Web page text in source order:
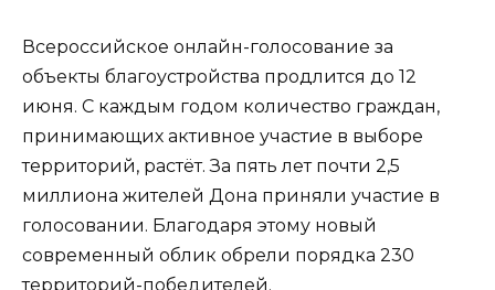
Всероссийское онлайн-голосование за
объекты благоустройства продлится до 12
июня. С каждым годом количество граждан,
принимающих активное участие в выборе
территорий, растёт. За пять лет почти 2,5
миллиона жителей Дона приняли участие в
голосовании. Благодаря этому новый
современный облик обрели порядка 230
территорий-победителей.